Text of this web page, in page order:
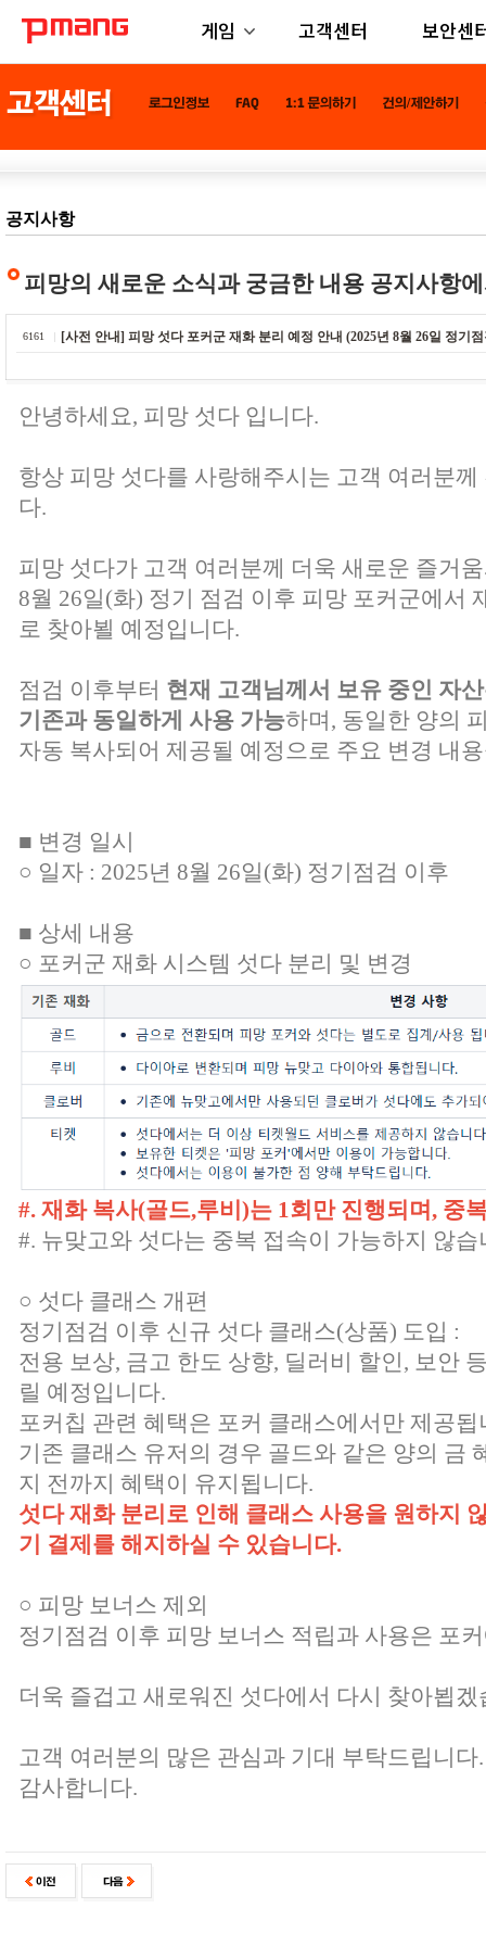
게임 고객센터 보안센
공지사항
피망의 새로운 소식과 궁금한 내용 공지사항
6161 [사전 안내] 피망 섯다 포커군 재화 분리 예정 안내 (2025년 8월 26일 정기
안녕하세요, 피망 섯다 입니다.
항상 피망 섯다를 사랑해주시는 고객 여러분
다.
피망 섯다가 고객 여러분께 더욱 새로운 즐거
8월 26일(화) 정기 점검 이후 피망 포커군에서
로 찾아뵐 예정입니다.
점검 이후부터 현재 고객님께서 보유 중인 자
기존과 동일하게 사용 가능하며, 동일한 양의
자동 복사되어 제공될 예정으로 주요 변경 내
■ 변경 일시
○ 일자 : 2025년 8월 26일(화) 정기점검 이후
■ 상세 내용
○ 포커군 재화 시스템 섯다 분리 및 변경
#. 재화 복사(골드,루비)는 1회만 진행되며, 중
#. 뉴맞고와 섯다는 중복 접속이 가능하지 않습
○ 섯다 클래스 개편
정기점검 이후 신규 섯다 클래스(상품) 도입 :
전용 보상, 금고 한도 상향, 딜러비 할인, 보안
릴 예정입니다.
포커칩 관련 혜택은 포커 클래스에서만 제공됩
기존 클래스 유저의 경우 골드와 같은 양의 금
지 전까지 혜택이 유지됩니다.
섯다 재화 분리로 인해 클래스 사용을 원하지
기 결제를 해지하실 수 있습니다.
○ 피망 보너스 제외
정기점검 이후 피망 보너스 적립과 사용은 포
더욱 즐겁고 새로워진 섯다에서 다시 찾아뵙겠
고객 여러분의 많은 관심과 기대 부탁드립니다.
감사합니다.